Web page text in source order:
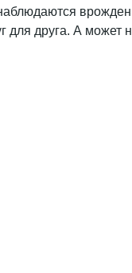
для друга. А может